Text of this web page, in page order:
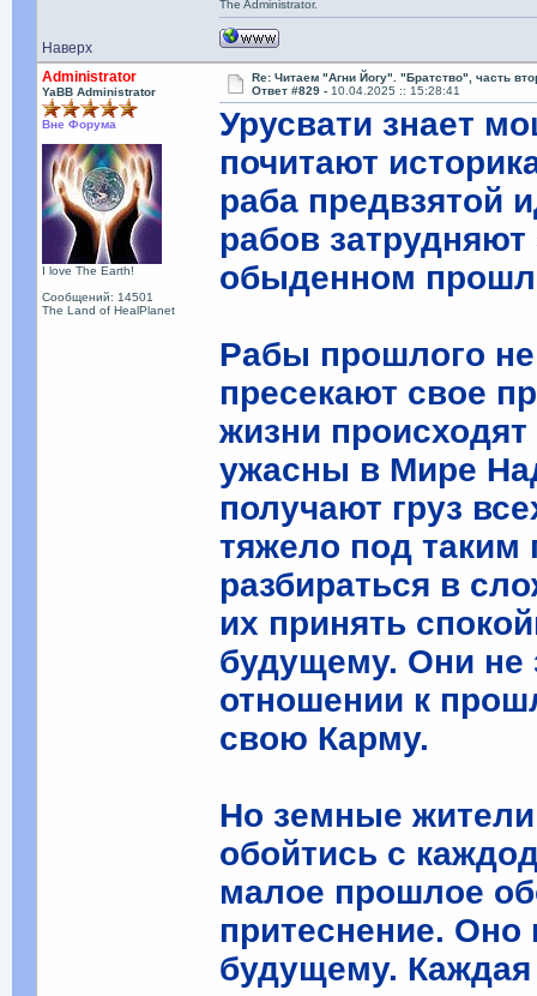
Наверх
The Administrator.
Administrator
YaBB Administrator
Вне Форума
I love The Earth!
Сообщений: 14501
The Land of HealPlanet
Re: Читаем "Агни Йогу". "Братство", часть
Ответ #829 - 10.04.2025 :: 15:28:41
Урусвати знает
почитают
раба предвзятой
рабов
обыденном
Рабы прошлого
пресекают свое
жизни
ужасны в Мире
получают груз
тяжело под таким
разбираться в
их принять
будущему. Они не
отношении к
свою Карму.
Но земные
обойтись с
малое прошлое
притеснение. Оно
будущему.